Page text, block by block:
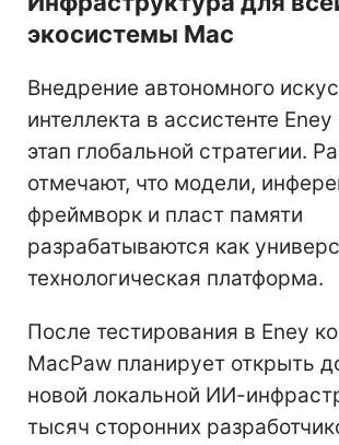
экосистемы Mac
Внедрение автономного
интеллекта в ассистенте
этап глобальной стратегии.
отмечают, что модели,
фреймворк и пласт памяти
разрабатываются как
технологическая платформа.
После тестирования в Eney
MacPaw планирует открыть
новой локальной ИИ-
тысяч сторонних